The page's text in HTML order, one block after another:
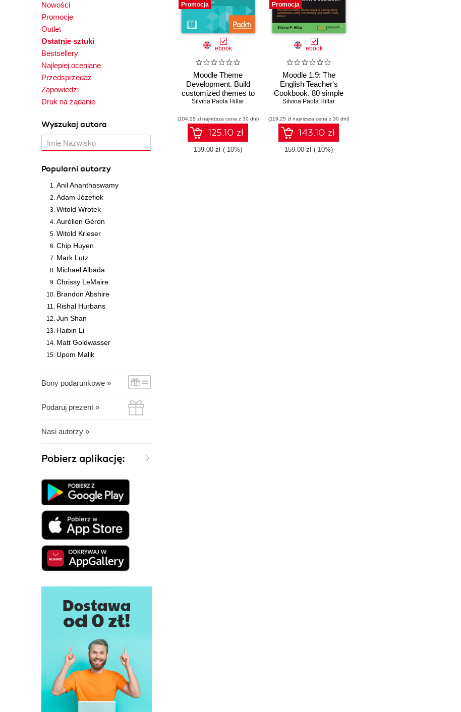
Nowości
Promocje
Outlet
Ostatnie sztuki
Bestsellery
Najlepiej oceniane
Przedsprzedaż
Zapowiedzi
Druk na żądanie
Wyszukaj autora
Popularni autorzy
Anil Ananthaswamy
Adam Józefiok
Witold Wrotek
Aurélien Géron
Witold Krieser
Chip Huyen
Mark Lutz
Michael Albada
Chrissy LeMaire
Brandon Abshire
Rishal Hurbans
Jun Shan
Haibin Li
Matt Goldwasser
Upom Malik
Bony podarunkowe »
Podaruj prezent »
Nasi autorzy »
Pobierz aplikację:
Promocja
ebook
Moodle Theme
Development. Build
customized themes to
make your Moodle
interactive
Silvina Paola Hillar
(104,25 zł najniższa cena z 30 dni)
125.10 zł
139.00 zł (-10%)
Promocja
ebook
Moodle 1.9: The
English Teacher's
Cookbook. 80 simple
but incredibly effective
reading
comprehension, writing,
and composing using
Moodle 1.9
Silvina Paola Hillar
(119,25 zł najniższa cena z 30 dni)
143.10 zł
159.00 zł (-10%)